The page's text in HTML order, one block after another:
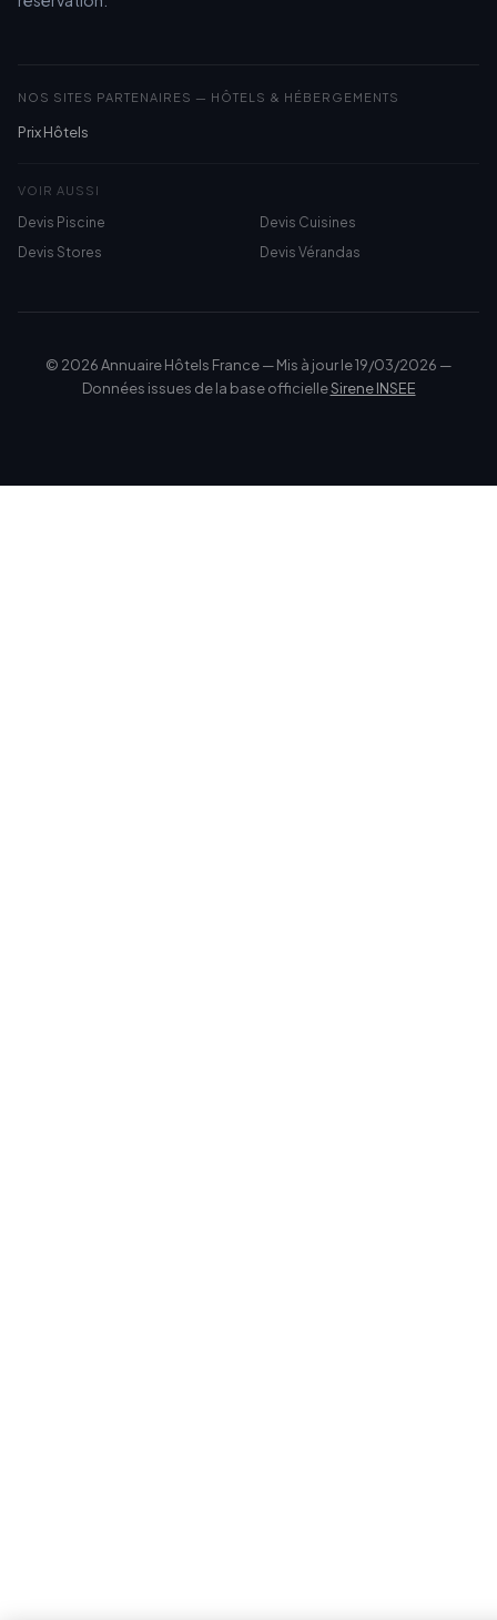
NOS SITES PARTENAIRES — HÔTELS & HÉBERGEMENTS
Prix Hôtels
VOIR AUSSI
Devis Piscine
Devis Cuisines
Devis Stores
Devis Vérandas
© 2026 Annuaire Hôtels France — Mis à jour le 19/03/2026 —
Données issues de la base officielleSirene INSEE